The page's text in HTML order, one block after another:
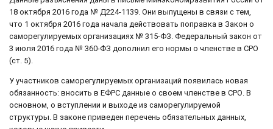
18 октября 2016 года № Д224-1139. Они выпущены в связи с тем,
что 1 октября 2016 года начала действовать поправка в Закон о
саморегулируемых организациях № 315-ФЗ. Федеральный закон от
3 июля 2016 года № 360-ФЗ дополнил его нормы о членстве в СРО
(ст. 5).
У участников саморегулируемых организаций появилась новая
обязанность: вносить в ЕФРС данные о своем членстве в СРО. В
основном, о вступлении и выходе из саморегулируемой
структуры. В законе приведен перечень обязательных данных,